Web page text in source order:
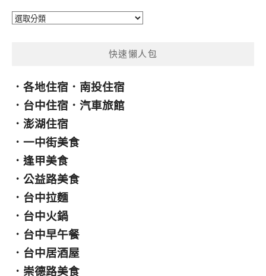
分
快速懶人包
． 各地住宿 ． 南投住宿
． 台中住宿 ． 汽車旅館
． 澎湖住宿
． 一中街美食
． 逢甲美食
． 公益路美食
． 台中拉麵
． 台中火鍋
． 台中早午餐
． 台中居酒屋
． 崇德路美食